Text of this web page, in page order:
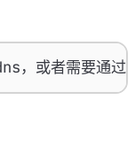
，或者需要通过